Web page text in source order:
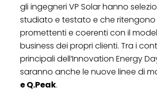
gli ingegneri VP Solar hanno
studiato e testato e che
promettenti e coerenti con il
business dei propri clienti. Tra i
principali dell’Innovation Energy
saranno anche le nuove linee di
e Q.Peak.